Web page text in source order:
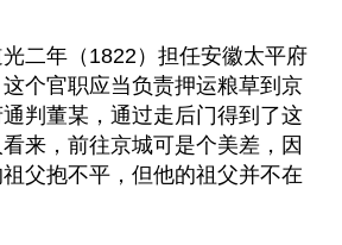
二年（1822）担任安徽太平府
个官职应当负责押运粮草到京
判董某，通过走后门得到了这
来，前往京城可是个美差，因
父抱不平，但他的祖父并不在